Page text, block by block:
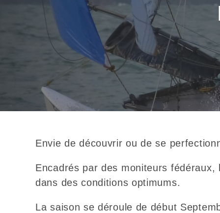
Envie de découvrir ou de se
Encadrés par des moniteurs
dans des conditions optimums.
La saison se déroule de début